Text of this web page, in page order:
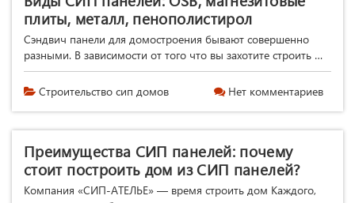
плиты, металл, пенополистирол
Сэндвич панели для домостроения бывают совершенно
разными. В зависимости от того что вы захотите строить …
Строительство сип домов Нет комментариев
Преимущества СИП панелей: почему
стоит построить дом из СИП панелей?
Компания «СИП-АТЕЛЬЕ» — время строить дом Каждого,